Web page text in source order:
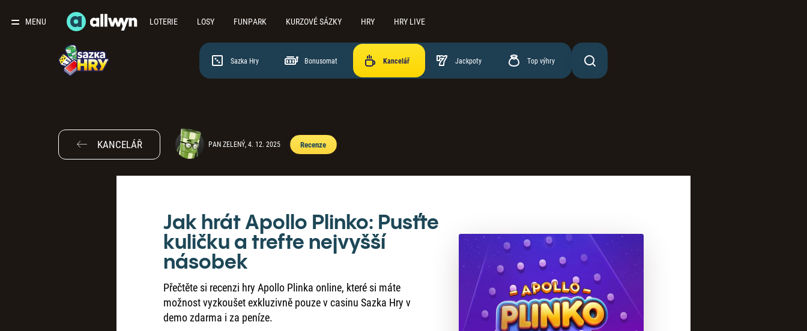
MENU LOTERIE LOSY FUNPARK KURZOVÉ SÁZKY HRY HRY LIVE
Sazka Hry Bonusomat Jackpoty Top výhry
KANCELÁŘ PAN ZELENÝ, 4. 12. 2025 Recenze
Jak hrát Apollo Plinko: Pusťte
kuličku a trefte nejvyšší
násobek
Přečtěte si recenzi hry Apollo Plinka online, které si máte
možnost vyzkoušet exkluzivně pouze v casinu Sazka Hry v
demo zdarma i za peníze.